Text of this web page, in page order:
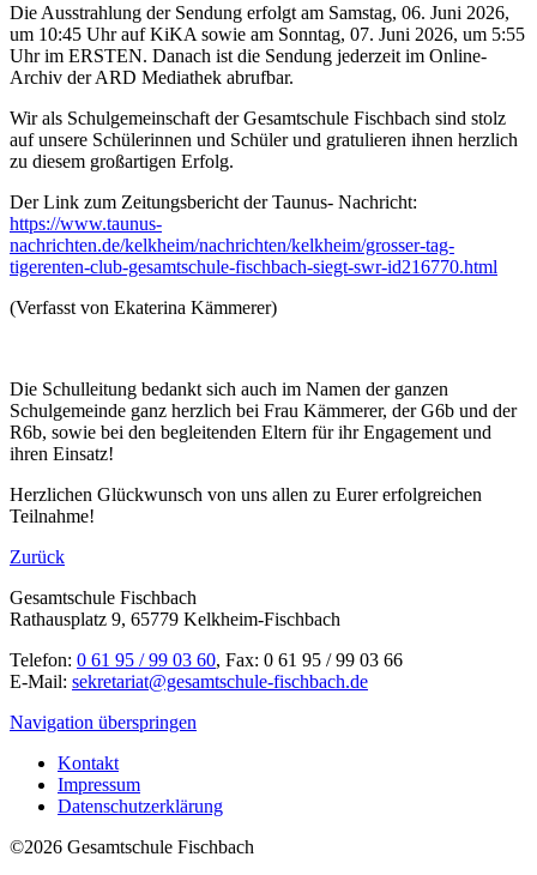
Die Ausstrahlung der Sendung erfolgt am Samstag, 06. Juni 2026,
um 10:45 Uhr auf KiKA sowie am Sonntag, 07. Juni 2026, um 5:55
Uhr im ERSTEN. Danach ist die Sendung jederzeit im Online-
Archiv der ARD Mediathek abrufbar.
Wir als Schulgemeinschaft der Gesamtschule Fischbach sind stolz
auf unsere Schülerinnen und Schüler und gratulieren ihnen herzlich
zu diesem großartigen Erfolg.
Der Link zum Zeitungsbericht der Taunus- Nachricht:
https://www.taunus-
nachrichten.de/kelkheim/nachrichten/kelkheim/grosser-tag-
tigerenten-club-gesamtschule-fischbach-siegt-swr-id216770.html
(Verfasst von Ekaterina Kämmerer)
Die Schulleitung bedankt sich auch im Namen der ganzen
Schulgemeinde ganz herzlich bei Frau Kämmerer, der G6b und der
R6b, sowie bei den begleitenden Eltern für ihr Engagement und
ihren Einsatz!
Herzlichen Glückwunsch von uns allen zu Eurer erfolgreichen
Teilnahme!
Zurück
Gesamtschule Fischbach
Rathausplatz 9, 65779 Kelkheim-Fischbach
Telefon: 0 61 95 / 99 03 60, Fax: 0 61 95 / 99 03 66
E-Mail: sekretariat@gesamtschule-fischbach.de
Navigation überspringen
Kontakt
Impressum
Datenschutzerklärung
©2026 Gesamtschule Fischbach